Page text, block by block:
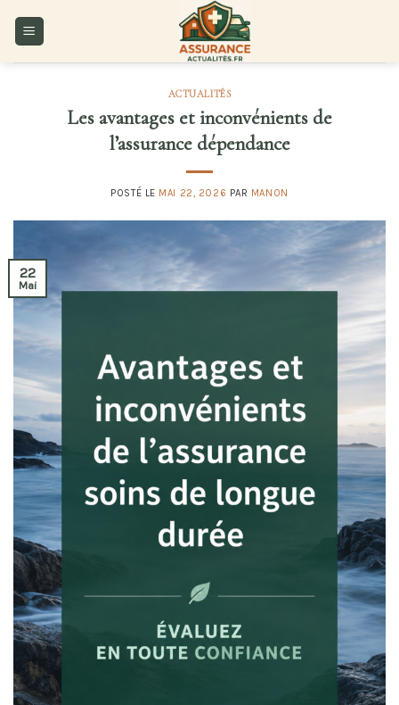
ACTUALITÉS
Les avantages et inconvénients de
l’assurance dépendance
POSTÉ LE MAI 22, 2026 PAR MANON
22
Mai